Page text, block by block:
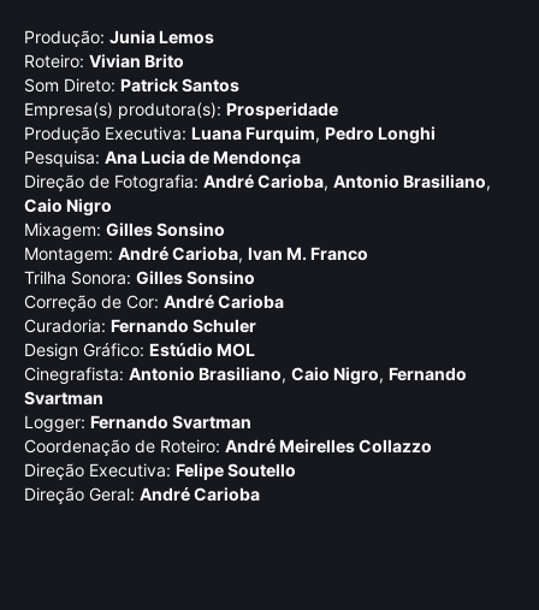
Produção: Junia Lemos
Roteiro: Vivian Brito
Som Direto: Patrick Santos
Empresa(s) produtora(s): Prosperidade
Produção Executiva: Luana Furquim, Pedro Longhi
Pesquisa: Ana Lucia de Mendonça
Direção de Fotografia: André Carioba, Antonio Brasiliano,
Caio Nigro
Mixagem: Gilles Sonsino
Montagem: André Carioba, Ivan M. Franco
Trilha Sonora: Gilles Sonsino
Correção de Cor: André Carioba
Curadoria: Fernando Schuler
Design Gráfico: Estúdio MOL
Cinegrafista: Antonio Brasiliano, Caio Nigro, Fernando
Svartman
Logger: Fernando Svartman
Coordenação de Roteiro: André Meirelles Collazzo
Direção Executiva: Felipe Soutello
Direção Geral: André Carioba